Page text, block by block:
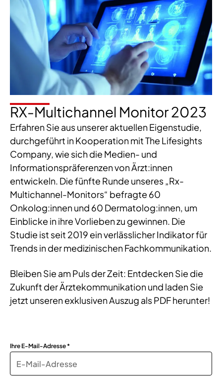
RX-Multichannel Monitor 2023
Erfahren Sie aus unserer aktuellen Eigenstudie,
durchgeführt in Kooperation mit The Lifesights
Company, wie sich die Medien- und
Informationspräferenzen von Ärzt:innen
entwickeln. Die fünfte Runde unseres „Rx-
Multichannel-Monitors“ befragte 60
Onkolog:innen und 60 Dermatolog:innen, um
Einblicke in ihre Vorlieben zu gewinnen. Die
Studie ist seit 2019 ein verlässlicher Indikator für
Trends in der medizinischen Fachkommunikation.
Bleiben Sie am Puls der Zeit: Entdecken Sie die
Zukunft der Ärztekommunikation und laden Sie
jetzt unseren exklusiven Auszug als PDF herunter!
Ihre E-Mail-Adresse *